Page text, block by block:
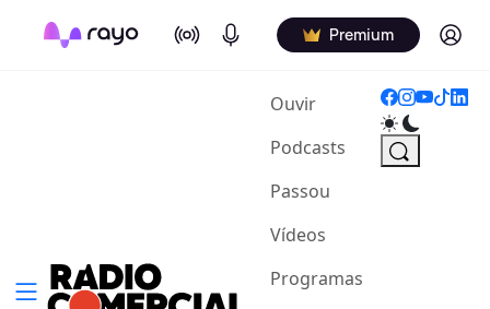
On Air Podcasts Premium Log in
Ouvir(current)
Podcasts
Passou
Vídeos
Programas